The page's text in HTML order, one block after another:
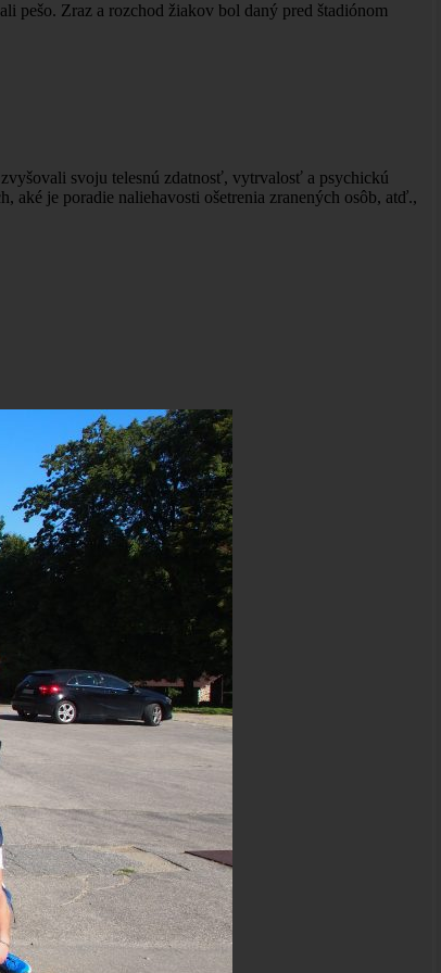
pešo. Zraz a rozchod žiakov bol daný pred štadiónom
svoju telesnú zdatnosť, vytrvalosť a psychickú
aké je poradie naliehavosti ošetrenia zranených osôb, atď.,